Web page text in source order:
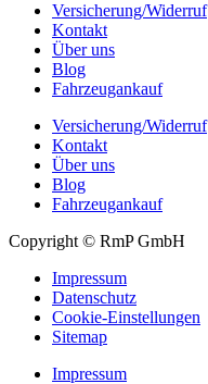
Versicherung/Widerruf
Kontakt
Über uns
Blog
Fahrzeugankauf
Versicherung/Widerruf
Kontakt
Über uns
Blog
Fahrzeugankauf
Copyright © RmP GmbH
Impressum
Datenschutz
Cookie-Einstellungen
Sitemap
Impressum